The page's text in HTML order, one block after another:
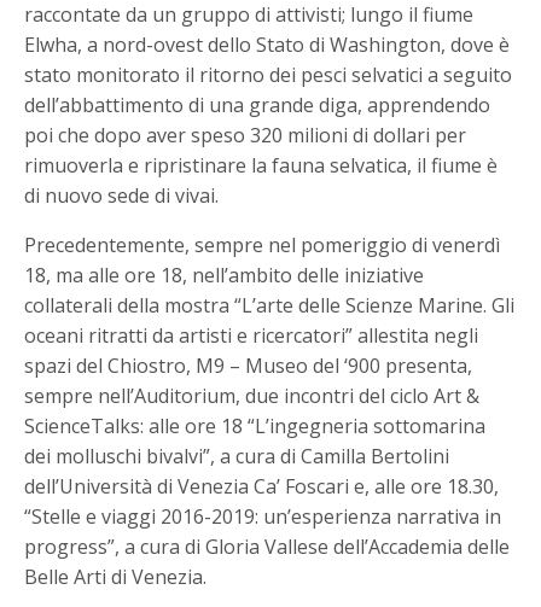
raccontate da un gruppo di attivisti; lungo il fiume
Elwha, a nord-ovest dello Stato di Washington, dove è
stato monitorato il ritorno dei pesci selvatici a seguito
dell’abbattimento di una grande diga, apprendendo
poi che dopo aver speso 320 milioni di dollari per
rimuoverla e ripristinare la fauna selvatica, il fiume è
di nuovo sede di vivai.
Precedentemente, sempre nel pomeriggio di venerdì
18, ma alle ore 18, nell’ambito delle iniziative
collaterali della mostra “L’arte delle Scienze Marine. Gli
oceani ritratti da artisti e ricercatori” allestita negli
spazi del Chiostro, M9 – Museo del ‘900 presenta,
sempre nell’Auditorium, due incontri del ciclo Art &
ScienceTalks: alle ore 18 “L’ingegneria sottomarina
dei molluschi bivalvi”, a cura di Camilla Bertolini
dell’Università di Venezia Ca’ Foscari e, alle ore 18.30,
“Stelle e viaggi 2016-2019: un’esperienza narrativa in
progress”, a cura di Gloria Vallese dell’Accademia delle
Belle Arti di Venezia.